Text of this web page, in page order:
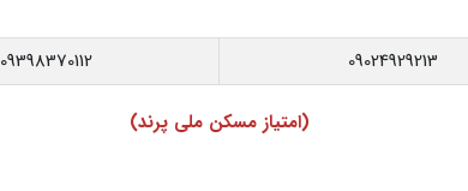
09024929213
09398370112
(امتیاز مسکن ملی پرند)